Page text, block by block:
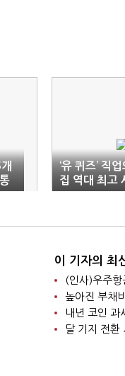
‘유 퀴즈’ 직
집 역대 최고
6%
이 기자의 최
(인사)우주항
높아진 부채
내년 코인 과
달 기지 전환